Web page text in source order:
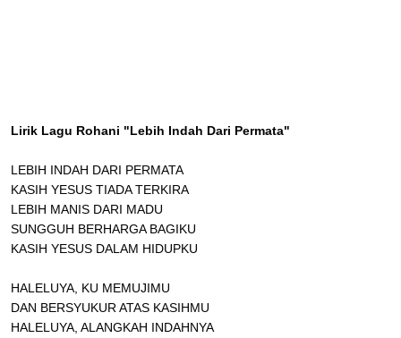
Lirik Lagu Rohani "Lebih Indah Dari Permata"
LEBIH INDAH DARI PERMATA
KASIH YESUS TIADA TERKIRA
LEBIH MANIS DARI MADU
SUNGGUH BERHARGA BAGIKU
KASIH YESUS DALAM HIDUPKU
HALELUYA, KU MEMUJIMU
DAN BERSYUKUR ATAS KASIHMU
HALELUYA, ALANGKAH INDAHNYA